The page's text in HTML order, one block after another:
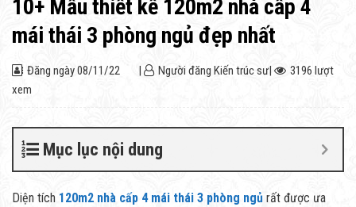
10+ Mẫu thiết kế 120m2 nhà cấp 4
mái thái 3 phòng ngủ đẹp nhất
Đăng ngày08/11/22 Người đăng Kiến trúc sư|
3196 lượt
xem
Mục lục nội dung
Diện tích 120m2 nhà cấp 4 mái thái 3 phòng ngủ rất được ưa